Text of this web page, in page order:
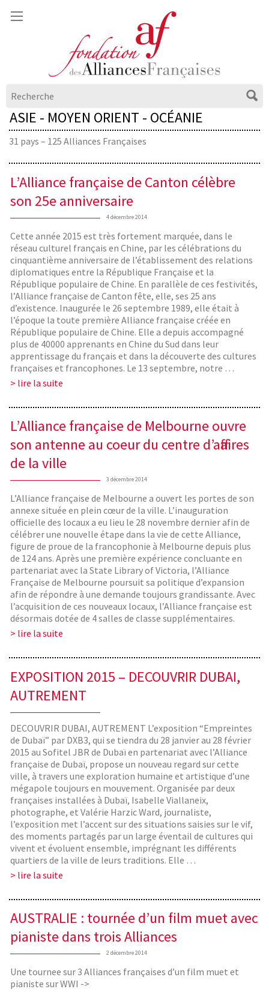
ASIE - MOYEN ORIENT - OCÉANIE
31 pays – 125 Alliances Françaises
L’Alliance française de Canton célèbre
son 25e anniversaire
4 décembre 2014
Cette année 2015 est très fortement marquée, dans le
réseau culturel français en Chine, par les célébrations du
cinquantième anniversaire de l’établissement des relations
diplomatiques entre la République Française et la
République populaire de Chine. En parallèle de ces festivités,
l’Alliance française de Canton fête, elle, ses 25 ans
d’existence. Inaugurée le 26 septembre 1989, elle était à
l’époque la toute première Alliance française créée en
République populaire de Chine. Elle a depuis accompagné
plus de 40000 apprenants en Chine du Sud dans leur
apprentissage du français et dans la découverte des cultures
françaises et francophones. Le 13 septembre, notre …
> lire la suite
L’Alliance française de Melbourne ouvre
son antenne au coeur du centre d’affaires
de la ville
3 décembre 2014
L’Alliance française de Melbourne a ouvert les portes de son
annexe située en plein cœur de la ville. L’inauguration
officielle des locaux a eu lieu le 28 novembre dernier afin de
célébrer une nouvelle étape dans la vie de cette Alliance,
figure de proue de la francophonie à Melbourne depuis plus
de 124 ans. Après une première expérience concluante en
partenariat avec la State Library of Victoria, l’Alliance
Française de Melbourne poursuit sa politique d’expansion
afin de répondre à une demande toujours grandissante. Avec
l’acquisition de ces nouveaux locaux, l’Alliance française est
désormais dotée de 4 salles de classe supplémentaires.
> lire la suite
EXPOSITION 2015 – DECOUVRIR DUBAI,
AUTREMENT
DECOUVRIR DUBAI, AUTREMENT L’exposition “Empreintes
de Dubaï” par DXB3, qui se tiendra du 28 janvier au 28 février
2015 au Sofitel JBR de Dubaï en partenariat avec l’Alliance
française de Dubaï, propose un nouveau regard sur cette
ville, à travers une exploration humaine et artistique d’une
mégapole toujours en mouvement. Organisée par deux
françaises installées à Dubaï, Isabelle Viallaneix,
photographe, et Valérie Harzic Ward, journaliste,
l’exposition met l’accent sur des situations saisies sur le vif,
des moments partagés par un large éventail de cultures qui
vivent et évoluent ensemble, imprégnant les différents
quartiers de la ville de leurs traditions. Elle …
> lire la suite
AUSTRALIE : tournée d’un film muet avec
pianiste dans trois Alliances
2 décembre 2014
Une tournee sur 3 Alliances françaises d’un film muet et
pianiste sur WWI ->